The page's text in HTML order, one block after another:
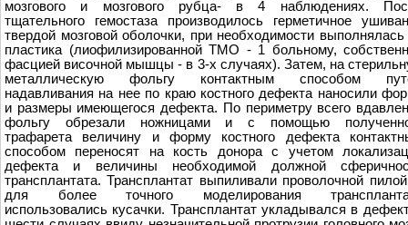
мозгового и мозгового рубца- в 4 наблюдениях.
тщательного гемостаза производилось герметичное
твердой мозговой оболочки, при необходимости выполнялась
пластика (лиофилизированной ТМО - 1 больному,
фасцией височной мышцы - в 3-х случаях). Затем, на
металлическую фольгу контактным способом
надавливания на неe по краю костного дефекта наносили
и размеры имеющегося дефекта. По периметру всего
фольгу обрезали ножницами и с помощью
трафарета величину и форму костного дефекта
способом переносят на кость донора с учетом
дефекта и величины необходимой должной
трансплантата. Трансплантат выпиливали проволочной
для более точного моделирования
использовались кусачки. Трансплантат укладывался в